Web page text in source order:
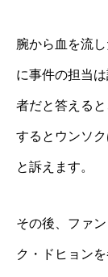
腕から血を流
に事件の担当
者だと答える
するとウンソ
と訴えます。
その後、ファ
ク・ドヒョン